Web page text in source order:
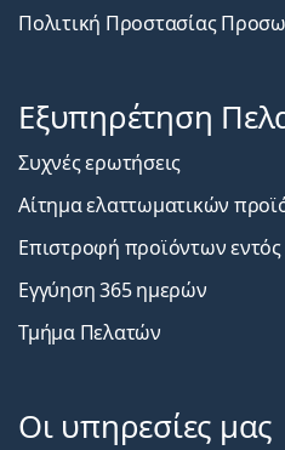
Πολιτική Προστασίας
Εξυπηρέτηση
Συχνές ερωτήσεις
Αίτημα ελαττωματικών
Επιστροφή προϊόντων
Εγγύηση 365 ημερών
Τμήμα Πελατών
Οι υπηρεσίες μας